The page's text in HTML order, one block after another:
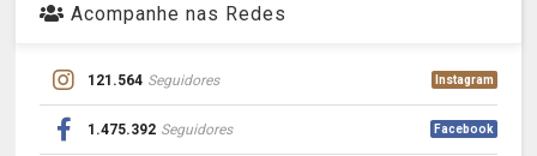
Acompanhe nas Redes
121.564 Seguidores Instagram
1.475.392 Seguidores Facebook